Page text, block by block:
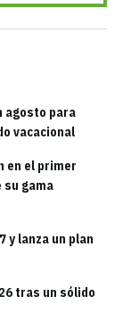
agosto para
vacacional
en el primer
su gama
y lanza un plan
tras un sólido